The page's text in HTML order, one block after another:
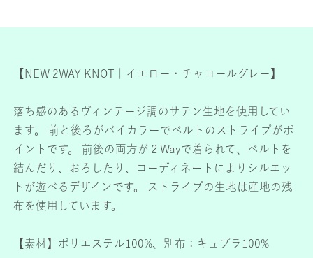
【NEW 2WAY KNOT｜イエロー・チャコールグレー】
落ち感のあるヴィンテージ調のサテン生地を使用してい
ます。 前と後ろがバイカラーでベルトのストライプがポ
イントです。 前後の両方が２Wayで着られて、ベルトを
結んだり、おろしたり、コーディネートによりシルエッ
トが遊べるデザインです。 ストライプの生地は産地の残
布を使用しています。
【素材】ポリエステル100%、別布：キュプラ100%